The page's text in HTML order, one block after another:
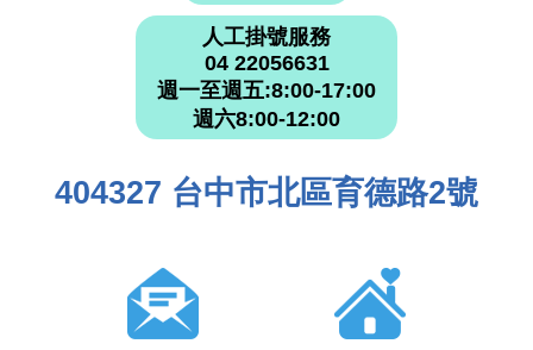
人工掛號服務
04 22056631
週一至週五:8:00-17:00
週六8:00-12:00
404327 台中市北區育德路2號